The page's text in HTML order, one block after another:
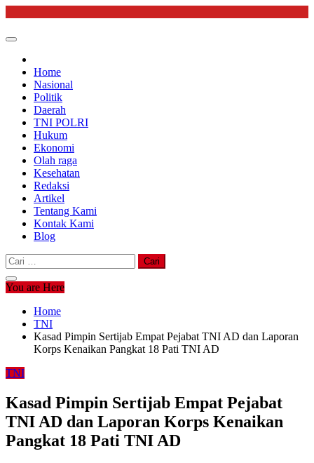
content
Home
Nasional
Politik
Daerah
TNI POLRI
Hukum
Ekonomi
Olah raga
Kesehatan
Redaksi
Artikel
Tentang Kami
Kontak Kami
Blog
Cari
untuk:
You are Here
Home
TNI
Kasad Pimpin Sertijab Empat Pejabat TNI AD dan Laporan
Korps Kenaikan Pangkat 18 Pati TNI AD
TNI
Kasad Pimpin Sertijab Empat Pejabat
TNI AD dan Laporan Korps Kenaikan
Pangkat 18 Pati TNI AD